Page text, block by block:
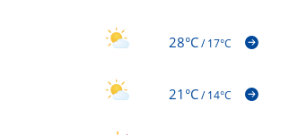
28°C/17°C
21°C/14°C